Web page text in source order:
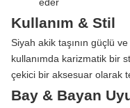
Kullanım & Stil
Siyah akik taşının güçlü
kullanımda karizmatik bir
çekici bir aksesuar olarak
Bay & Bayan